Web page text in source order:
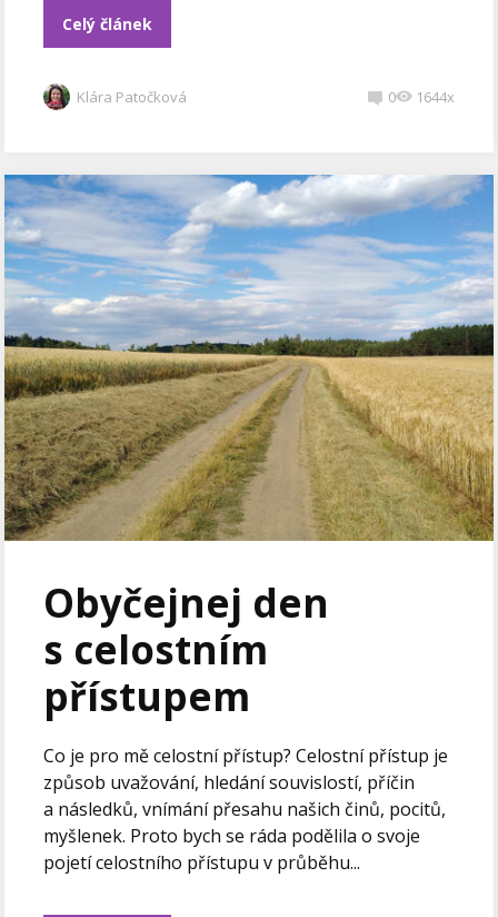
Celý článek
Klára Patočková 0 1644x
Obyčejnej den
s celostním
přístupem
Co je pro mě celostní přístup? Celostní přístup je
způsob uvažování, hledání souvislostí, příčin
a následků, vnímání přesahu našich činů, pocitů,
myšlenek. Proto bych se ráda podělila o svoje
pojetí celostního přístupu v průběhu...